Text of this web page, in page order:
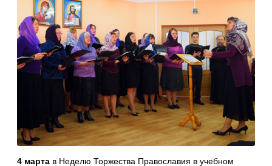
4 марта в Неделю Торжества Православия в учебном